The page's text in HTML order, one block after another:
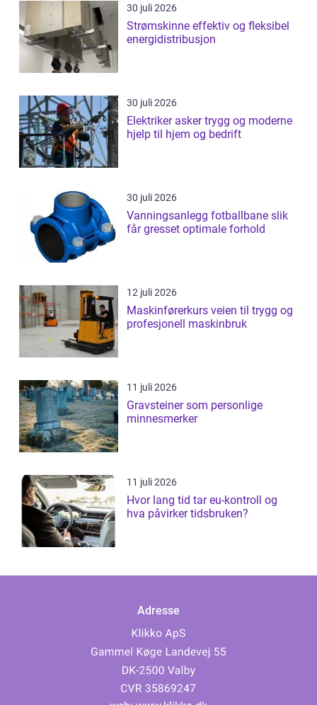
30 juli 2026
Strømskinne effektiv og fleksibel
energidistribusjon
30 juli 2026
Elektriker asker trygg og moderne
hjelp til hjem og bedrift
30 juli 2026
Vanningsanlegg fotballbane slik
får gresset optimale forhold
12 juli 2026
Maskinførerkurs veien til trygg og
profesjonell maskinbruk
11 juli 2026
Gravsteiner som personlige
minnesmerker
11 juli 2026
Hvor lang tid tar eu-kontroll og
hva påvirker tidsbruken?
Adresse